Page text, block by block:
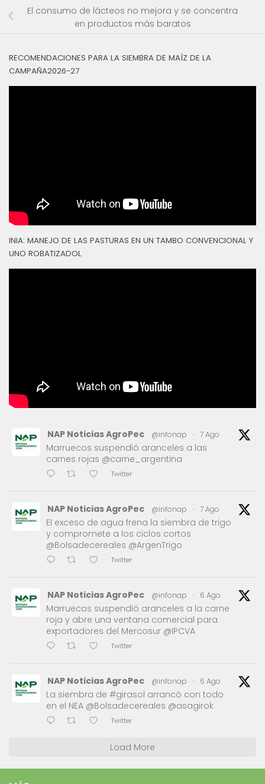
El consumo de lácteos no mejora y se concentra
en productos más baratos
RECOMENDACIONES PARA LA SIEMBRA DE MAÍZ DE LA
CAMPAÑA2026-27
INIA: MANEJO DE LAS PASTURAS EN UN TAMBO CONVENCIONAL Y
UNO ROBATIZADOL
NAP Noticias AgroPec @infonap · 7 Ago
Marruecos suspendió aranceles a las
carnes rojas @carne_argentina
Twitter
NAP Noticias AgroPec @infonap · 7 Ago
El exceso de agua frena la siembra de trigo
y compromete a los ciclos cortos
@Bolsadecereales @ArgenTrigo
Twitter
NAP Noticias AgroPec @infonap · 6 Ago
Marruecos suspendió aranceles a la carne
roja y abre una ventana comercial para
exportadores del Mercosur @IPCVA
Twitter
NAP Noticias AgroPec @infonap · 6 Ago
La siembra de #girasol arrancó con todo
en el NEA @Bolsadecereales @asagirok
Twitter
Load More